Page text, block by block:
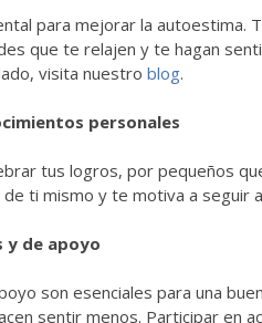
para mejorar la autoestima.
que te relajen y te hagan
visita nuestro blog.
personales
tus logros, por pequeños
ti mismo y te motiva a seguir
y de apoyo
son esenciales para una
sentir menos. Participar en